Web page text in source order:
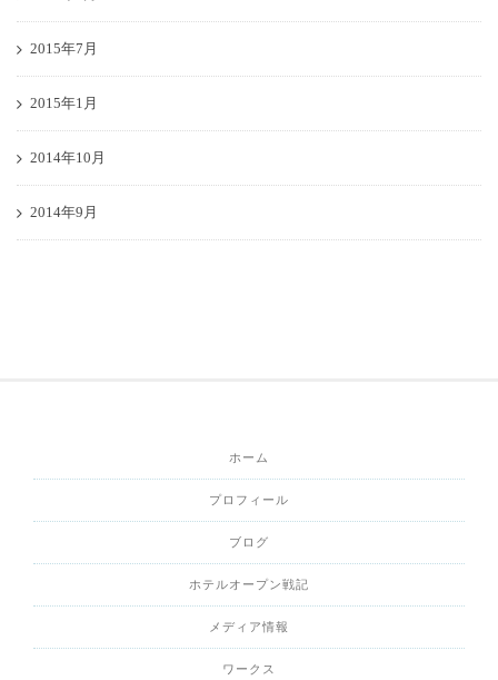
2015年7月
2015年1月
2014年10月
2014年9月
ホーム
プロフィール
ブログ
ホテルオープン戦記
メディア情報
ワークス